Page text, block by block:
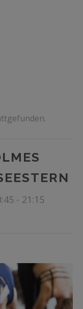
- 21:15